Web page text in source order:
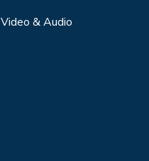
Video & Audio